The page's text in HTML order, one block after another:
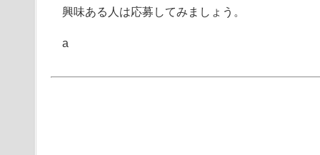
興味ある人は応募してみましょう。
a